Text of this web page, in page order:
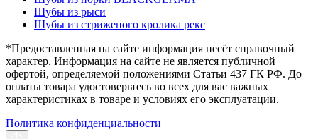
Шубы из рыси
Шубы из стриженого кролика рекс
*Предоставленная на сайте информация несёт справочный
характер. Информация на сайте не является публичной
офертой, определяемой положениями Статьи 437 ГК РФ. До
оплаты товара удостоверьтесь во всех для вас важных
характеристиках в товаре и условиях его эксплуатации.
Политика конфиденциальности